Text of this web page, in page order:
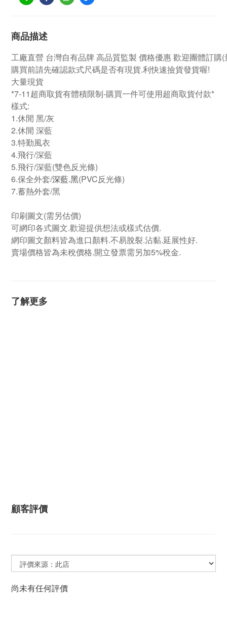
商品描述
工廠直營 台灣自有品牌 高品質監製 價格優惠 歡迎團體訂購(
購買前請先確認款式尺碼是否有現貨.利快速撿貨發貨喔!
大量現貨
*7-11超商取貨有體積限制-購買一件可使用超商取貨付款*
樣式:
1.休閒 黑/灰
2.休閒 深藍
3.特勤風衣
4.飛行/深藍
5.飛行/深藍(雙色反光條)
6.保全外套/深藍.黑(PVC反光條)
7.蓄熱外套/黑
印刷圖文(需另估價)
可網印各式圖文.歡迎提供想法或樣式估價.
網印圖文顏料皆為進口顏料.不易脫裂.沾黏.延展性好.
賣場價格皆為未稅價格.開立發票需另加5%稅金.
了解更多
顧客評價
尚未有任何評價